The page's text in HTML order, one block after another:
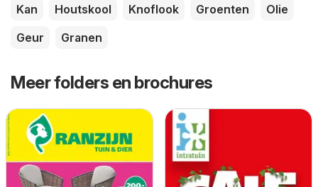
Kan
Houtskool Knoflook Groenten
Olie
Geur
Granen
Meer folders en brochures